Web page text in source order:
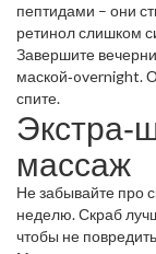
пептидами – они
ретинол слишком
повышайте дозу.
Завершите
маской‑overnight.
спите.
массаж
Не забывайте про
неделю. Скраб
чтобы не